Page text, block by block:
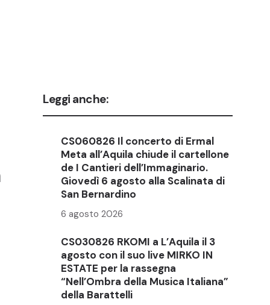
Leggi anche:
CS060826 Il concerto di Ermal
Meta all’Aquila chiude il cartellone
de I Cantieri dell’Immaginario.
Giovedì 6 agosto alla Scalinata di
San Bernardino
6 agosto 2026
CS030826 RKOMI a L’Aquila il 3
agosto con il suo live MIRKO IN
ESTATE per la rassegna
“Nell’Ombra della Musica Italiana”
della Barattelli